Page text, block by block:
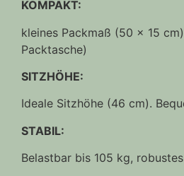
KOMPAKT:
kleines Packmaß (50 x 15
Packtasche)
SITZHÖHE:
Ideale Sitzhöhe (46 cm).
STABIL:
Belastbar bis 105 kg,